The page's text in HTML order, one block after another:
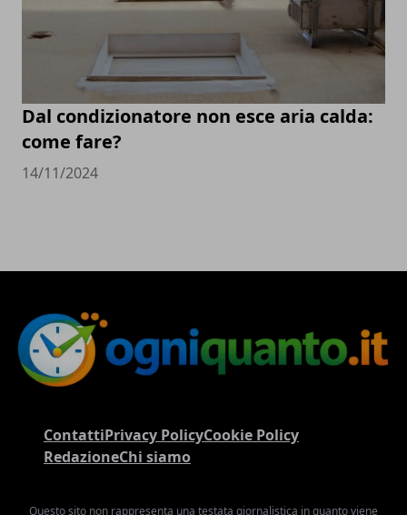
Dal condizionatore non esce aria calda:
come fare?
14/11/2024
ContattiPrivacy PolicyCookie Policy
RedazioneChi siamo
Questo sito non rappresenta una testata giornalistica in quanto viene